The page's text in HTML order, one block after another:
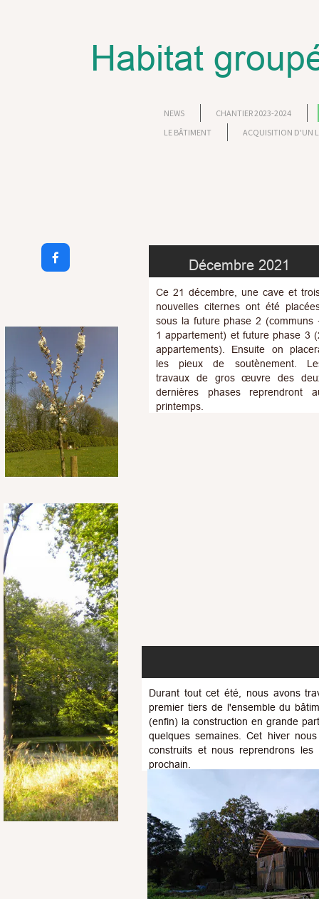
Habitat
NEWS
CHANTIER 2023-2024
LE BÂTIMENT
ACQUISITION D'UN
 Décembre 2021
Ce 21 décembre, une cave et
nouvelles citernes ont été
sous la future phase 2 (communs
1 appartement) et future phase 3
appartements). Ensuite on
les pieux de soutènement.
travaux de gros œuvre des
dernières phases reprendront
printemps.
Durant tout cet été, nous avons
premier tiers de l'ensemble du
(enfin) la construction en grande
quelques semaines. Cet hiver
construits et nous reprendrons
prochain.